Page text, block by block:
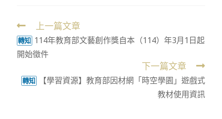
Read
more
articles
上一篇文章
轉知 114年教育部文藝創作獎自本（114）年3月1日起
開始徵件
下一篇文章
轉知
【學習資源】教育部因材網「時空學園」遊戲式
教材使用資訊